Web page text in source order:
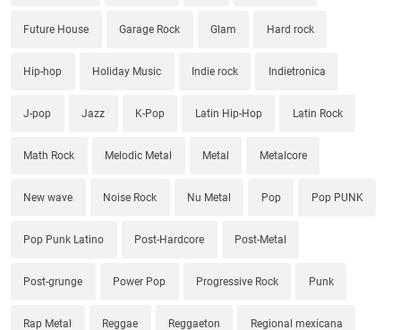
Future House Garage Rock Glam Hard rock
Hip-hop Holiday Music Indie rock Indietronica
J-pop Jazz K-Pop Latin Hip-Hop Latin Rock
Math Rock Melodic Metal Metal Metalcore
New wave Noise Rock Nu Metal Pop Pop PUNK
Pop Punk Latino Post-Hardcore Post-Metal
Post-grunge Power Pop Progressive Rock Punk
Rap Metal Reggae Reggaeton Regional mexicana